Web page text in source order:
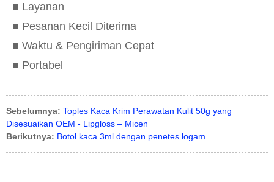
■ Layanan
■ Pesanan Kecil Diterima
■ Waktu & Pengiriman Cepat
■ Portabel
Sebelumnya: Toples Kaca Krim Perawatan Kulit 50g yang
Disesuaikan OEM - Lipgloss – Micen
Berikutnya: Botol kaca 3ml dengan penetes logam